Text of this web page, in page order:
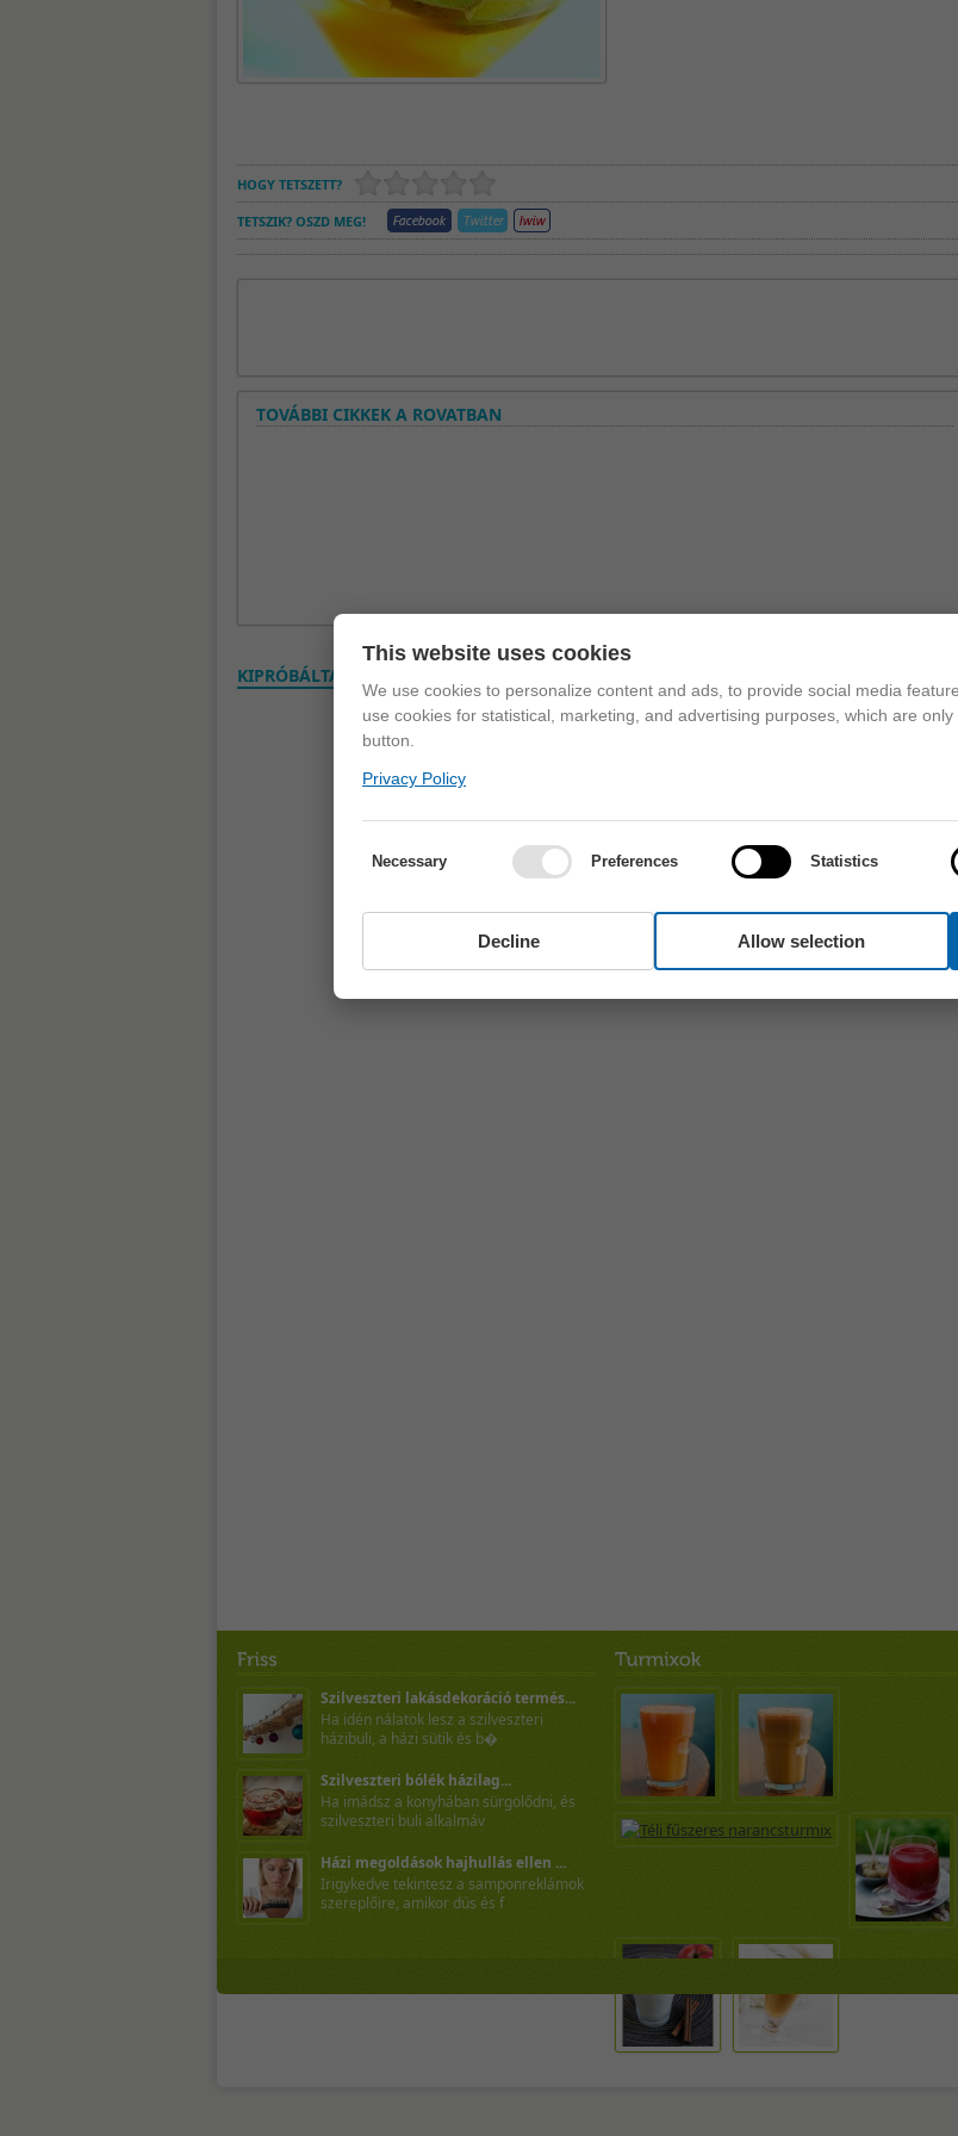
HOGY TETSZETT?
TETSZIK? OSZD MEG!
TOVÁBBI CIKKEK A ROVATBAN
KIPRÓBÁLTAD? VÉLEMÉNYED VAN? SZÓLJ HOZZÁ!
Szilveszteri lakásdekoráció termés...
Ha idén nálatok lesz a szilveszteri
házibuli, a házi sütik és b�
Szilveszteri bólék házilag...
Ha imádsz a konyhában sürgölődni, és
szilveszteri buli alkalmáv
Házi megoldások hajhullás ellen ...
Irigykedve tekintesz a samponreklámok
szereplőire, amikor dús és f
This website uses cookies
We use cookies to personalize content and ads, to provide social media
use cookies for statistical, marketing, and advertising purposes, which are
button.
Privacy Policy
Necessary Preferences Statistics
Decline Allow selection